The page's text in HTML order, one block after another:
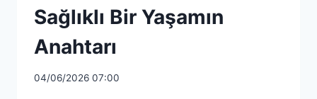
Sağlıklı Bir Yaşamın
Anahtarı
04/06/2026 07:00